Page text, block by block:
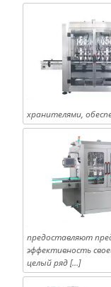
хранителями,
предоставляют
эффективность
целый ряд […]